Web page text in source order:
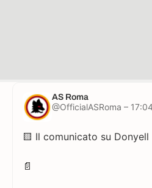
AS Roma
@OfficialASRoma – 17:04
🟨 Il comunicato su Donyell
📄